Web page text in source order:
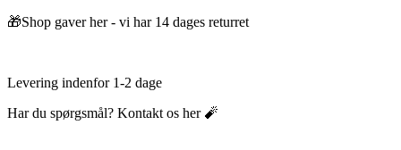
Videre
🎁Shop gaver her - vi har 14 dages returret
Levering indenfor 1-2 dage
Har du spørgsmål? Kontakt os her 🧨